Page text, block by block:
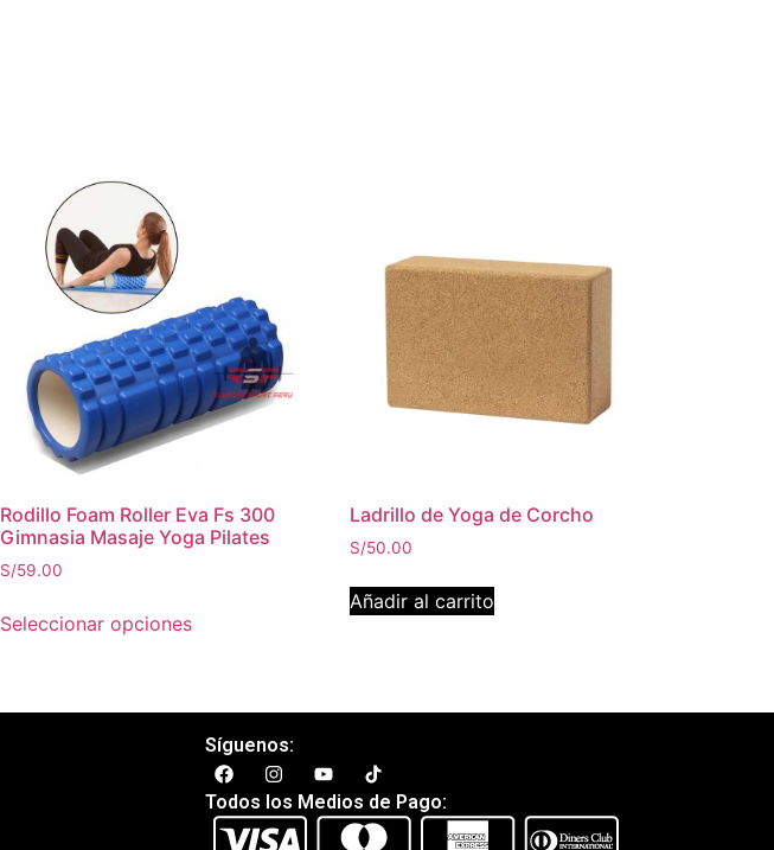
Rodillo Foam Roller Eva Fs 300
Gimnasia Masaje Yoga Pilates
S/59.00
Seleccionar opciones
Ladrillo de Yoga de Corcho
S/50.00
Añadir al carrito
Síguenos:
Todos los Medios de Pago: